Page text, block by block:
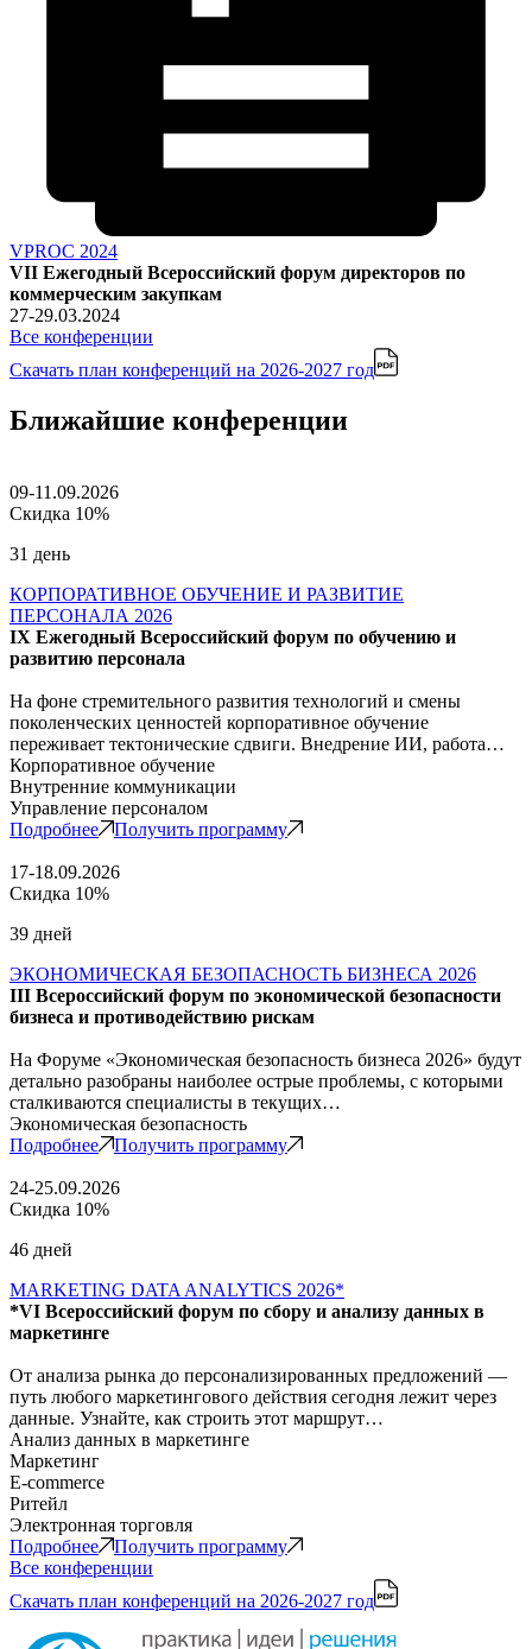
VPROC 2024
VII Ежегодный Всероссийский форум директоров по
коммерческим закупкам
27-29.03.2024
Все конференции
Скачать план конференций на 2026-2027 год
Ближайшие конференции
09-11.09.2026
Скидка 10%
31 день
КОРПОРАТИВНОЕ ОБУЧЕНИЕ И РАЗВИТИЕ
ПЕРСОНАЛА 2026
IX Ежегодный Всероссийский форум по обучению и
развитию персонала
На фоне стремительного развития технологий и смены
поколенческих ценностей корпоративное обучение
переживает тектонические сдвиги. Внедрение ИИ, работа…
Корпоративное обучение
Внутренние коммуникации
Управление персоналом
Подробнее
Получить программу
17-18.09.2026
Скидка 10%
39 дней
ЭКОНОМИЧЕСКАЯ БЕЗОПАСНОСТЬ БИЗНЕСА 2026
III Всероссийский форум по экономической безопасности
бизнеса и противодействию рискам
На Форуме «Экономическая безопасность бизнеса 2026» будут
детально разобраны наиболее острые проблемы, с которыми
сталкиваются специалисты в текущих…
Экономическая безопасность
Подробнее
Получить программу
24-25.09.2026
Скидка 10%
46 дней
MARKETING DATA ANALYTICS 2026*
*VI Всероссийский форум по сбору и анализу данных в
маркетинге
От анализа рынка до персонализированных предложений —
путь любого маркетингового действия сегодня лежит через
данные. Узнайте, как строить этот маршрут…
Анализ данных в маркетинге
Маркетинг
E-commerce
Ритейл
Электронная торговля
Подробнее
Получить программу
Все конференции
Скачать план конференций на 2026-2027 год